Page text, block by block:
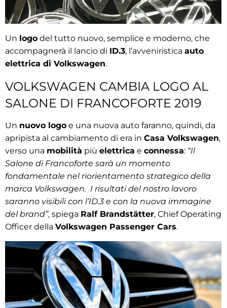
Un logo del tutto nuovo, semplice e moderno, che
accompagnerà il lancio di ID.3, l’avveniristica auto
elettrica di Volkswagen.
VOLKSWAGEN CAMBIA LOGO AL
SALONE DI FRANCOFORTE 2019
Un nuovo logo e una nuova auto faranno, quindi, da
apripista al cambiamento di era in Casa Volkswagen,
verso una mobilità più elettrica e connessa: “Il
Salone di Francoforte sarà un momento
fondamentale nel riorientamento strategico della
marca Volkswagen. I risultati del nostro lavoro
saranno visibili con l’ID.3 e con la nuova immagine
del brand”, spiega Ralf Brandstätter, Chief Operating
Officer della Volkswagen Passenger Cars.